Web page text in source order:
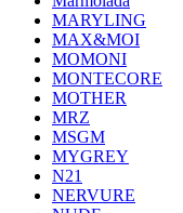
MARYLING
MAX&MOI
MOMONI
MONTECORE
MOTHER
MRZ
MSGM
MYGREY
N21
NERVURE